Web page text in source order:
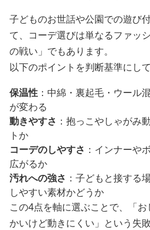
子どものお世話や公園での遊び
て、コーデ選びは単なるファッ
の戦い」でもあります。
以下のポイントを判断基準にし
保温性 ：中綿・裏起毛・ウール
が変わる
動きやすさ ：抱っこやしゃがみ
トか
コーデのしやすさ ：インナーや
広がるか
汚れへの強さ ：子どもと接する
しやすい素材かどうか
この4点を軸に選ぶことで、「
かいけど動きにくい」という失